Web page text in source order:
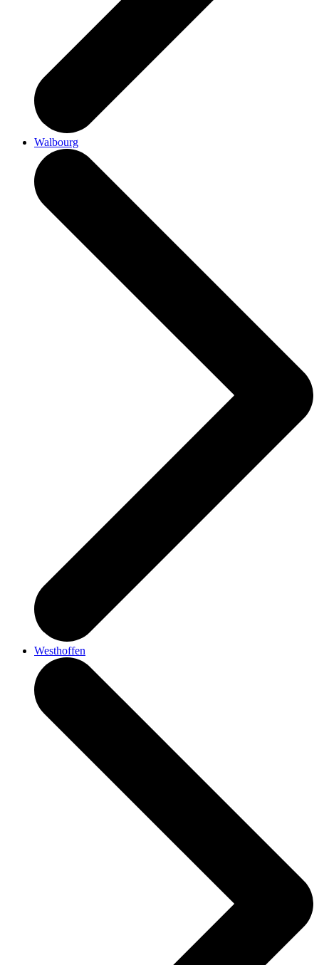
Walbourg
Westhoffen